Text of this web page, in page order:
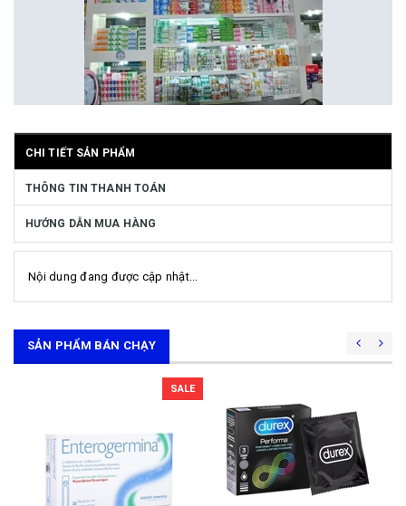
CHI TIẾT SẢN PHẨM
THÔNG TIN THANH TOÁN
HƯỚNG DẪN MUA HÀNG
Nội dung đang được cập nhật...
SẢN PHẨM BÁN CHẠY
SALE